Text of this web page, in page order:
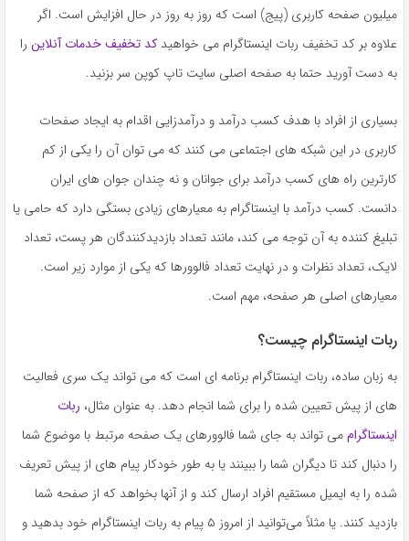
میلیون صفحه کاربری (پیج) است که روز به روز در حال افزایش است. اگر
علاوه بر کد تخفیف ربات اینستاگرام می خواهید کد تخفیف خدمات آنلاین را
به دست آورید حتما به صفحه اصلی سایت تاپ کوپن سر بزنید.
بسیاری از افراد با هدف کسب درآمد و درآمدزایی اقدام به ایجاد صفحات
کاربری در این شبکه های اجتماعی می کنند که می توان آن را یکی از کم
کارترین راه های کسب درآمد برای جوانان و نه چندان جوان های ایران
دانست. کسب درآمد با اینستاگرام به معیارهای زیادی بستگی دارد که حامی یا
تبلیغ کننده به آن توجه می کند، مانند تعداد بازدیدکنندگان هر پست، تعداد
لایک، تعداد نظرات و در نهایت تعداد فالوورها که یکی از موارد زیر است.
معیارهای اصلی هر صفحه، مهم است.
ربات اینستاگرام چیست؟
به زبان ساده، ربات اینستاگرام برنامه ای است که می تواند یک سری فعالیت
های از پیش تعیین شده را برای شما انجام دهد. به عنوان مثال، ربات
اینستاگراممی تواند به جای شما فالوورهای یک صفحه مرتبط با موضوع شما
را دنبال کند تا دیگران شما را ببینند یا به طور خودکار پیام های از پیش تعریف
شده را به ایمیل مستقیم افراد ارسال کند و از آنها بخواهد که از صفحه شما
بازدید کنند. یا مثلاً می‌توانید از امروز ۵ پیام به ربات اینستاگرام خود بدهید و